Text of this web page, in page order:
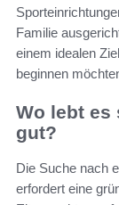
Familie
einem idealen
beginnen
Wo lebt es
gut?
Die Suche nach
erfordert eine